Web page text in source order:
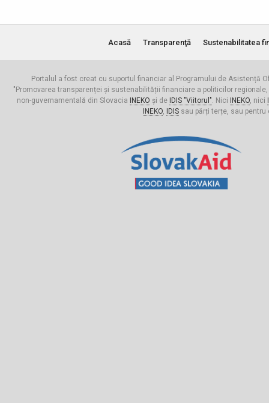
Acasă Transparenţă Sustenabilitatea
Portalul a fost creat cu suportul financiar al Programului de Asistență
"Promovarea transparenței și sustenabilității financiare a politicilor
non-guvernamentală din Slovacia
INEKO și de IDIS "Viitorul". Nici INEKO, nici
INEKO, IDISsau părți terțe, sau pentru